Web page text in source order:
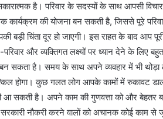
है। परिवार के सदस्यों के साथ आपसी विचार-
कार्यक्रम की योजना बन सकती है, जिससे पूरे
बड़ी चिंता दूर हो जाएगी। इस राहत के बाद आप
और व्यक्तिगत लक्ष्यों पर ध्यान देने के लिए
बन सकता है। समय के साथ अपने व्यवहार में भी
होगा। कुछ गलत लोग आपके कामों में रुकावट
आ सकती है। अपने काम की गुणवत्ता को और बेहतर
नौकरी करने वालों को अचानक कोई काम